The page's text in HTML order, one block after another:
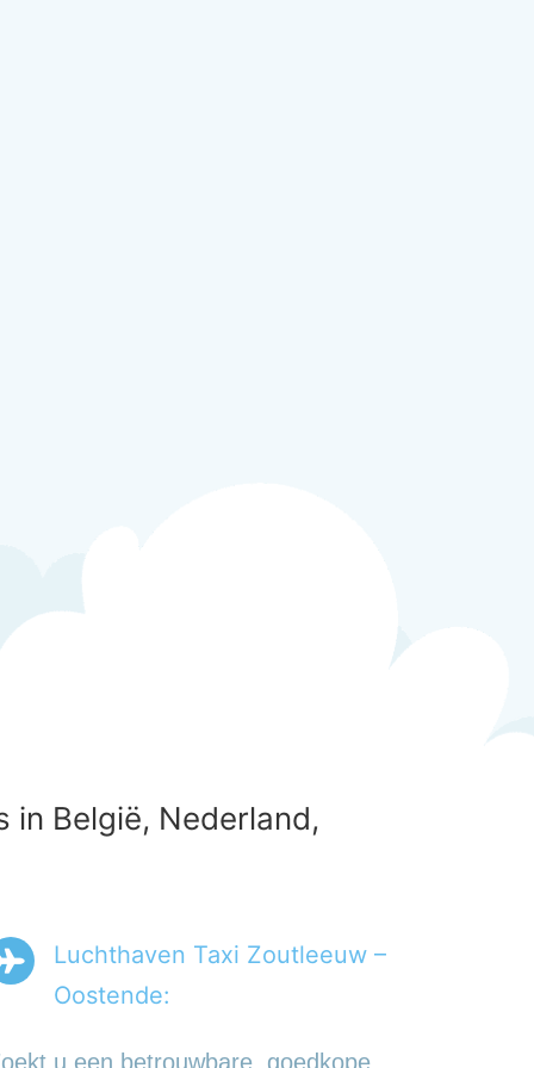
in België, Nederland,
Luchthaven Taxi Zoutleeuw –
Oostende:
u een betrouwbare, goedkope